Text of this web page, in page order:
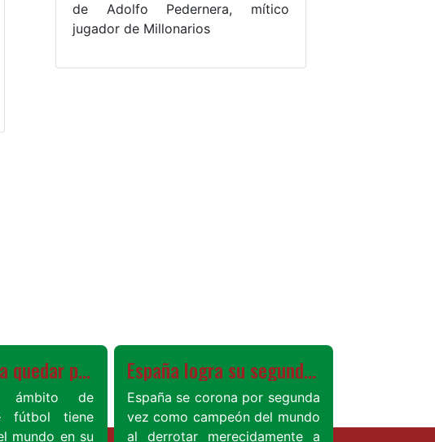
de Adolfo Pedernera, mítico
jugador de Millonarios
Italia vuelve a quedar por tercera vez fuera de los mundiales de fútbol
de
fútbol tiene
mundo en su
España logra su segundo mundial derrotando a una irreconocible Argentina
España se corona por segunda
vez como campeón del mundo
al derrotar merecidamente a